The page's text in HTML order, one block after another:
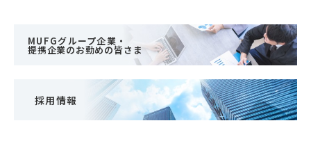
MUFGグループ企業・
提携企業のお勤めの皆さま
採用情報